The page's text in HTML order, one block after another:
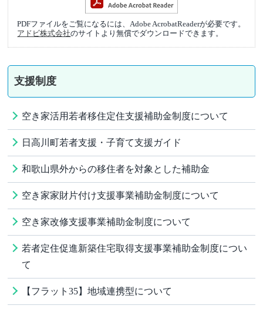
PDFファイルをご覧になるには、Adobe AcrobatReaderが必要です。
アドビ株式会社のサイトより無償でダウンロードできます。
支援制度
空き家活用若者移住定住支援補助金制度について
日高川町若者支援・子育て支援ガイド
和歌山県外からの移住者を対象とした補助金
空き家家財片付け支援事業補助金制度について
空き家改修支援事業補助金制度について
若者定住促進新築住宅取得支援事業補助金制度につい
て
【フラット35】地域連携型について